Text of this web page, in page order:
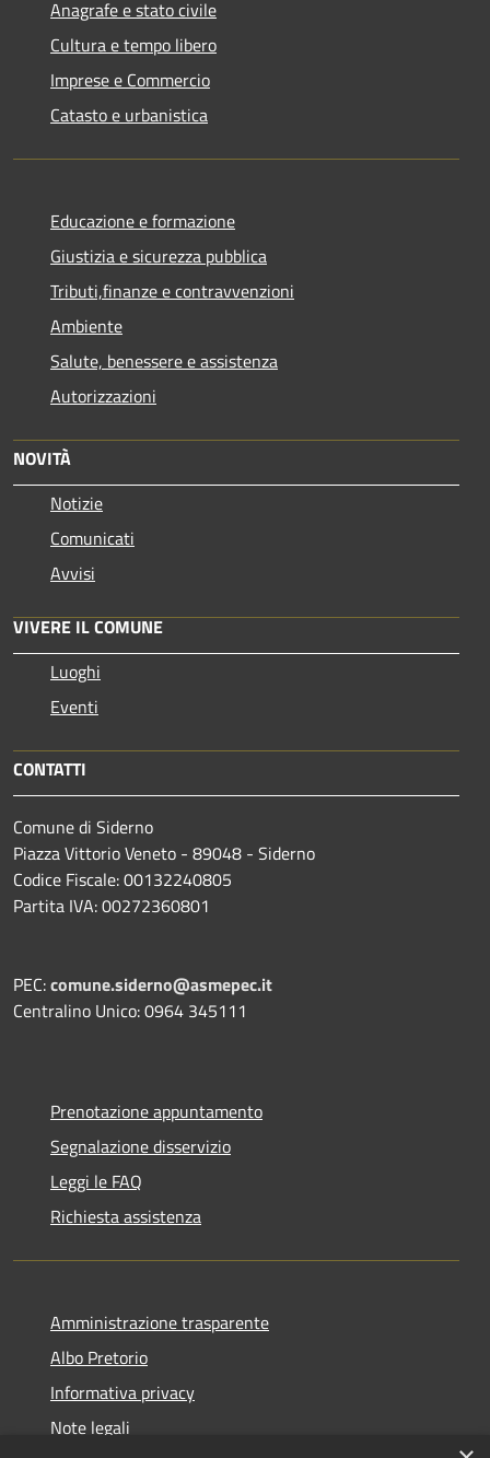
Anagrafe e stato civile
Cultura e tempo libero
Imprese e Commercio
Catasto e urbanistica
Educazione e formazione
Giustizia e sicurezza pubblica
Tributi,finanze e contravvenzioni
Ambiente
Salute, benessere e assistenza
Autorizzazioni
NOVITÀ
Notizie
Comunicati
Avvisi
VIVERE IL COMUNE
Luoghi
Eventi
CONTATTI
Comune di Siderno
Piazza Vittorio Veneto - 89048 - Siderno
Codice Fiscale: 00132240805
Partita IVA: 00272360801
PEC:comune.siderno@asmepec.it
Centralino Unico: 0964 345111
Prenotazione appuntamento
Segnalazione disservizio
Leggi le FAQ
Richiesta assistenza
Amministrazione trasparente
Albo Pretorio
Informativa privacy
Note legali